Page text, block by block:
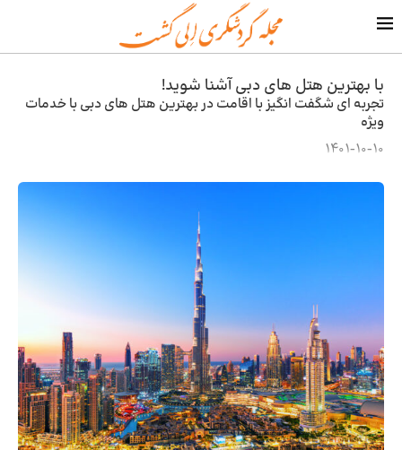
با بهترین هتل های دبی آشنا شوید!
تجربه ای شگفت انگیز با اقامت در بهترین هتل های دبی با خدمات
ویژه
1401-10-10